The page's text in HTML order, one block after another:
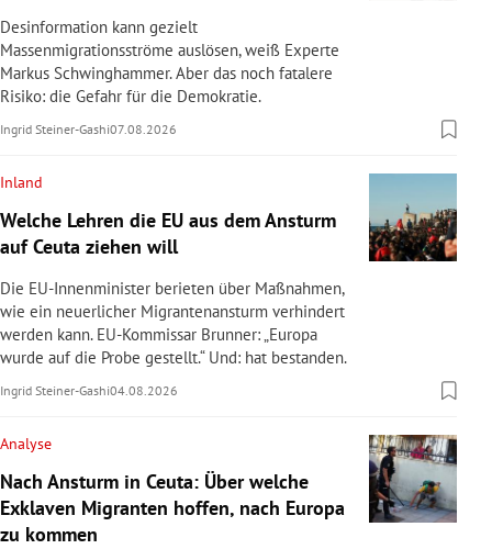
Desinformation kann gezielt
Massenmigrationsströme auslösen, weiß Experte
Markus Schwinghammer. Aber das noch fatalere
Risiko: die Gefahr für die Demokratie.
Ingrid Steiner-Gashi07.08.2026
Inland
Welche Lehren die EU aus dem Ansturm
auf Ceuta ziehen will
Die EU-Innenminister berieten über Maßnahmen,
wie ein neuerlicher Migrantenansturm verhindert
werden kann. EU-Kommissar Brunner: „Europa
wurde auf die Probe gestellt.“ Und: hat bestanden.
Ingrid Steiner-Gashi04.08.2026
Analyse
Nach Ansturm in Ceuta: Über welche
Exklaven Migranten hoffen, nach Europa
zu kommen